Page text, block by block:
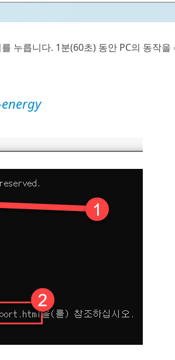
누릅니다. 1분(60초) 동안 PC의 동작을